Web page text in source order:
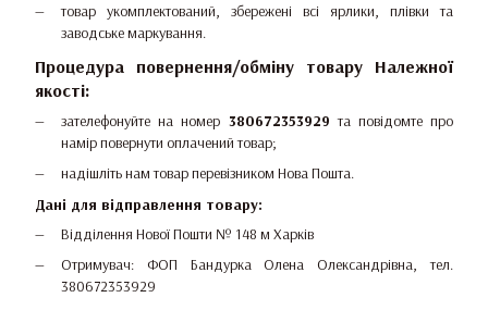
товар укомплектований, збережені всі ярлики, плівки та
заводське маркування.
Процедура повернення/обміну товару Належної
якості:
зателефонуйте на номер 380672353929 та повідомте про
намір повернути оплачений товар;
надішліть нам товар перевізником Нова Пошта.
Дані для відправлення товару:
Відділення Нової Пошти № 148 м Харків
Отримувач: ФОП Бандурка Олена Олександрівна, тел.
380672353929